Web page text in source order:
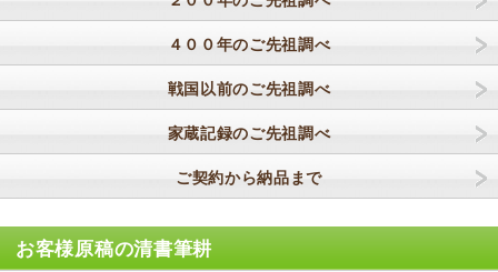
４００年のご先祖調べ
戦国以前のご先祖調べ
家蔵記録のご先祖調べ
ご契約から納品まで
お客様原稿の清書筆耕